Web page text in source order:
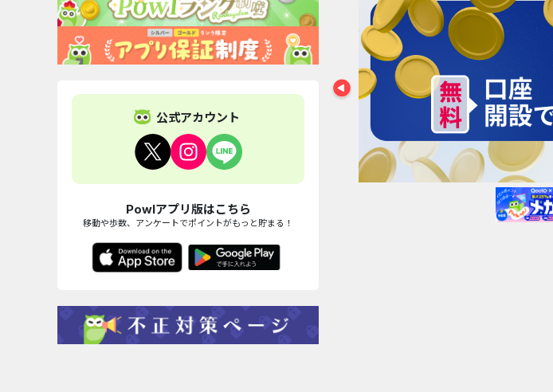
公式アカウント
Powlアプリ版はこちら
移動や歩数、アンケートでポイントがもっと貯まる！